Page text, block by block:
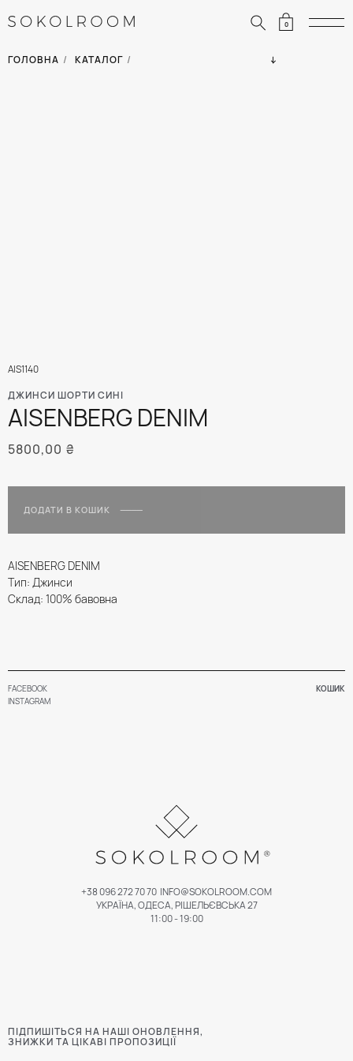
0
ГОЛОВНА / КАТАЛОГ /
ДЖИНСИ ШОРТИ СИНІ
AISENBERG DENIM
AIS1140
5800,00 ₴
ДОДАТИ В КОШИК
AISENBERG DENIM
Тип: Джинси
Склад: 100% бавовна
FACEBOOK КОШИК
ПІДПИШІТЬСЯ НА НАШІ ОНОВЛЕННЯ,
ЗНИЖКИ ТА ЦІКАВІ ПРОПОЗИЦІЇ
+38 096 272 70 70 INFO@SOKOLROOM.COM
УКРАЇНА, ОДЕСА, РІШЕЛЬЄВСЬКА 27
11:00 - 19:00
INSTAGRAM